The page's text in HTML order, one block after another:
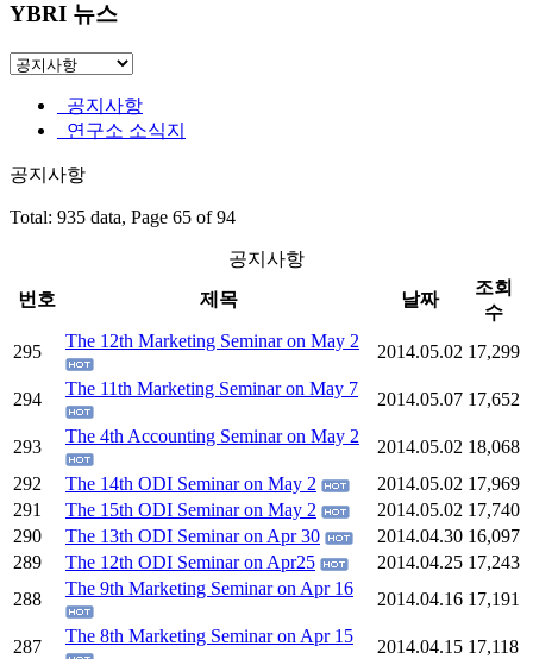
YBRI 뉴스
공지사항
연구소 소식지
공지사항
Total: 935 data, Page 65 of 94
공지사항
번호
제목 날짜
조회
수
295
The 12th Marketing Seminar on May 2
2014.05.02 17,299
294
The 11th Marketing Seminar on May 7
2014.05.07 17,652
293
The 4th Accounting Seminar on May 2
2014.05.02 18,068
292
The 14th ODI Seminar on May 2 2014.05.02 17,969
291
The 15th ODI Seminar on May 2 2014.05.02 17,740
290
The 13th ODI Seminar on Apr 30 2014.04.30 16,097
289
The 12th ODI Seminar on Apr25 2014.04.25 17,243
288
The 9th Marketing Seminar on Apr 16
2014.04.16 17,191
287
The 8th Marketing Seminar on Apr 15
2014.04.15 17,118